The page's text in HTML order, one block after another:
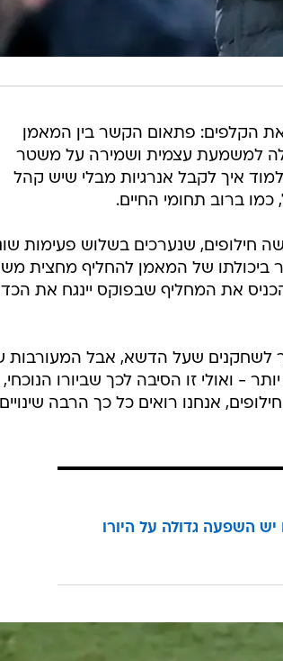
הקלפים: פתאום הקשר בין המאמן
למשמעת עצמית ושמירה על משטר
איך לקבל אנרגיות מבלי שיש קהל
כמו ברוב תחומי החיים.
חילופים, שנערכים בשלוש פעימות
ביכולתו של המאמן להחליף מחצית
את המחליף שבפוקס יינגח את
לשחקנים שעל הדשא, אבל המעורבות
- ואולי זו הסיבה לכך שביורו הנוכחי,
אנחנו רואים כל כך הרבה שינויים
השפעה גדולה על היורו